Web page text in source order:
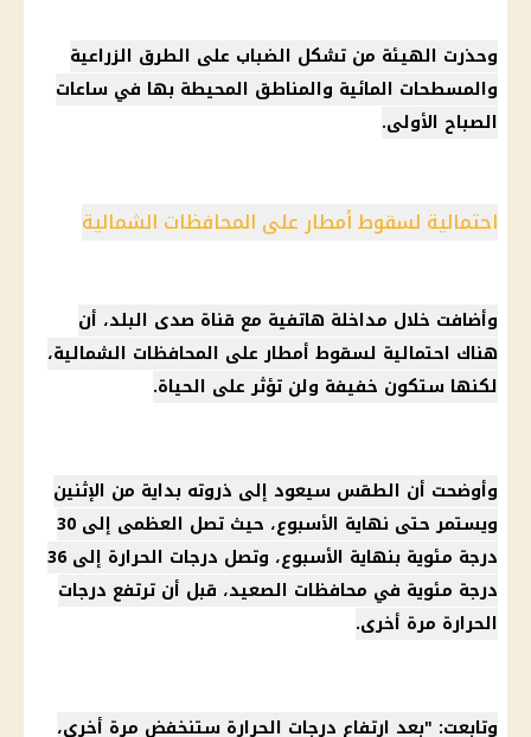
وحذرت الهيئة من تشكل الضباب على الطرق الزراعية
والمسطحات المائية والمناطق المحيطة بها في ساعات
الصباح الأولى.
احتمالية لسقوط أمطار على المحافظات الشمالية
وأضافت خلال مداخلة هاتفية مع قناة صدى البلد، أن
هناك احتمالية لسقوط أمطار على المحافظات الشمالية،
لكنها ستكون خفيفة ولن تؤثر على الحياة.
وأوضحت أن الطقس سيعود إلى ذروته بداية من الإثنين
ويستمر حتى نهاية الأسبوع، حيث تصل العظمى إلى 30
درجة مئوية بنهاية الأسبوع، وتصل درجات الحرارة إلى 36
درجة مئوية في محافظات الصعيد، قبل أن ترتفع درجات
الحرارة مرة أخرى.
وتابعت: "بعد ارتفاع درجات الحرارة ستنخفض مرة أخرى،